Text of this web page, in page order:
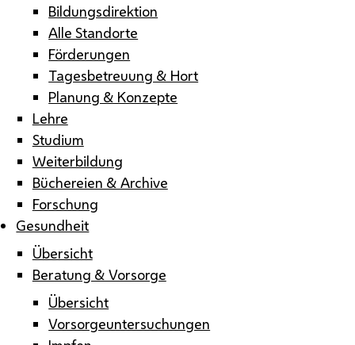
Bildungsdirektion
Alle Standorte
Förderungen
Tagesbetreuung & Hort
Planung & Konzepte
Lehre
Studium
Weiterbildung
Büchereien & Archive
Forschung
Gesundheit
Übersicht
Beratung & Vorsorge
Übersicht
Vorsorgeuntersuchungen